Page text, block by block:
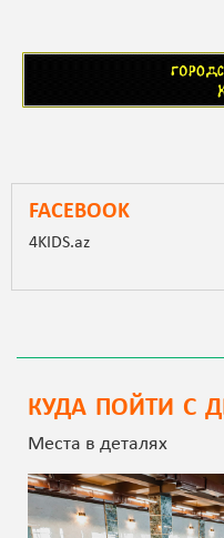
FACEBOOK
4KIDS.az
КУДА ПОЙТИ С
Места в деталях